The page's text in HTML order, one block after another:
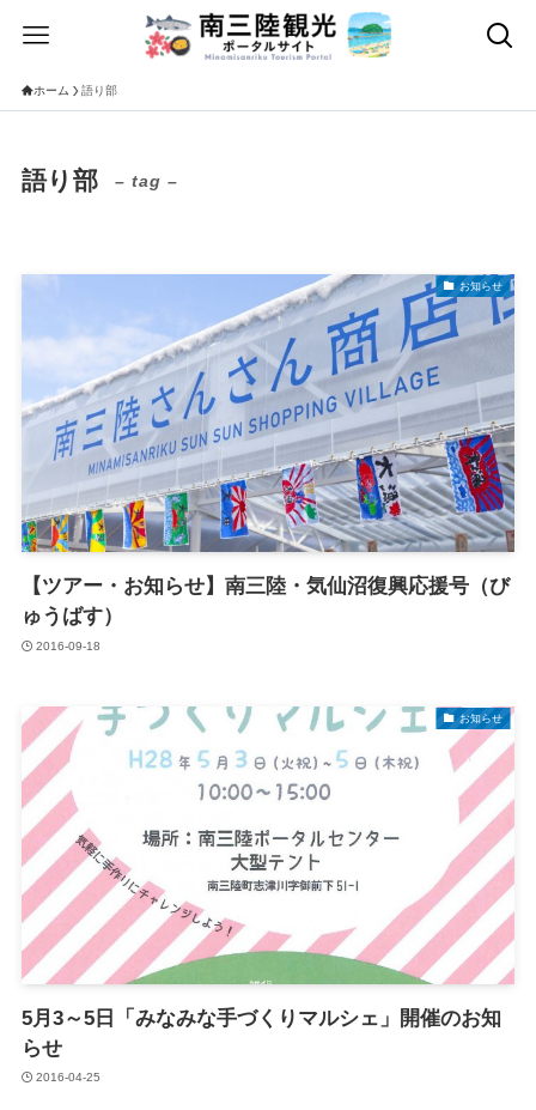
ホーム 語り部
語り部 – tag –
お知らせ
【ツアー・お知らせ】南三陸・気仙沼復興応援号（び
ゅうばす）
2016-09-18
お知らせ
5月3～5日「みなみな手づくりマルシェ」開催のお知
らせ
2016-04-25